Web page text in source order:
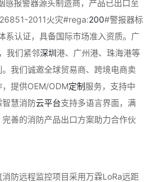
感报警器源头制造商，产品已出口至
2011火灾#rega:200#警报器标
系认证，具备国际市场准入资质。广
我们紧邻深圳港、广州港、珠海港等
我们诚邀全球贸易商、跨境电商卖
提供OEM/ODM定制服务，支持中
智慧消防云平台支持多语言界面，满
善的消防产品出口方案助力合作伙
防远程监控项目采用万霖LoRa远距